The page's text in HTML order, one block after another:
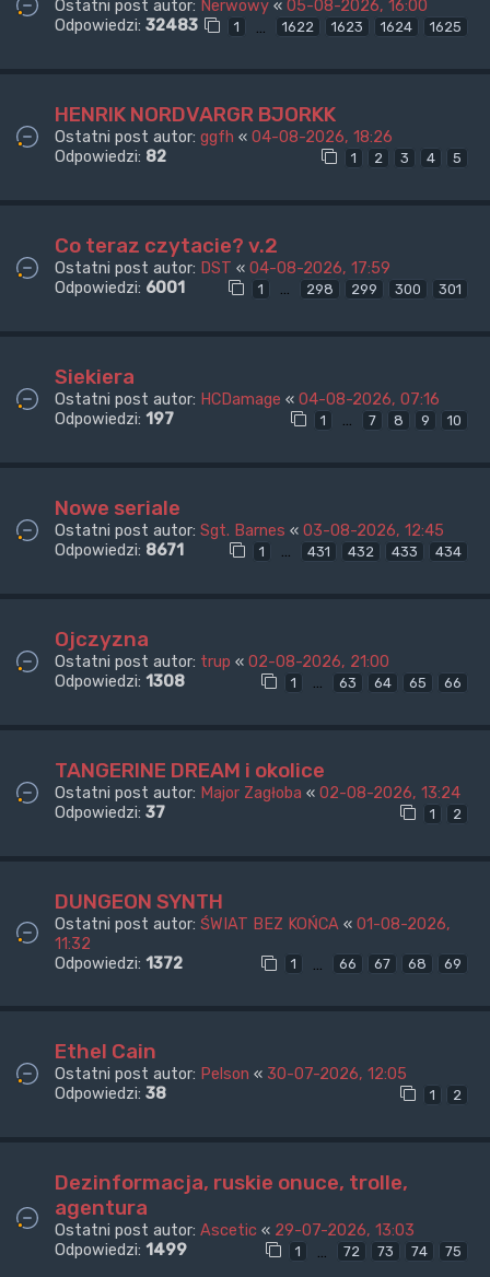
Ostatni post autor: Nerwowy « 05-08-2026, 16:00
Odpowiedzi: 32483 1 … 1622 1623 1624 1625
HENRIK NORDVARGR BJORKK
Ostatni post autor: ggfh « 04-08-2026, 18:26
Odpowiedzi: 82 1 2 3 4 5
Co teraz czytacie? v.2
Ostatni post autor: DST « 04-08-2026, 17:59
Odpowiedzi: 6001 1 … 298 299 300 301
Siekiera
Ostatni post autor: HCDamage « 04-08-2026, 07:16
Odpowiedzi: 197 1 … 7 8 9 10
Nowe seriale
Ostatni post autor: Sgt. Barnes « 03-08-2026, 12:45
Odpowiedzi: 8671 1 … 431 432 433 434
Ojczyzna
Ostatni post autor: trup « 02-08-2026, 21:00
Odpowiedzi: 1308 1 … 63 64 65 66
TANGERINE DREAM i okolice
Ostatni post autor: Major Zagłoba « 02-08-2026, 13:24
Odpowiedzi: 37 1 2
DUNGEON SYNTH
Ostatni post autor: ŚWIAT BEZ KOŃCA « 01-08-2026,
11:32
Odpowiedzi: 1372 1 … 66 67 68 69
Ethel Cain
Ostatni post autor: Pelson « 30-07-2026, 12:05
Odpowiedzi: 38 1 2
Dezinformacja, ruskie onuce, trolle,
agentura
Ostatni post autor: Ascetic « 29-07-2026, 13:03
Odpowiedzi: 1499 1 72 73 74 75